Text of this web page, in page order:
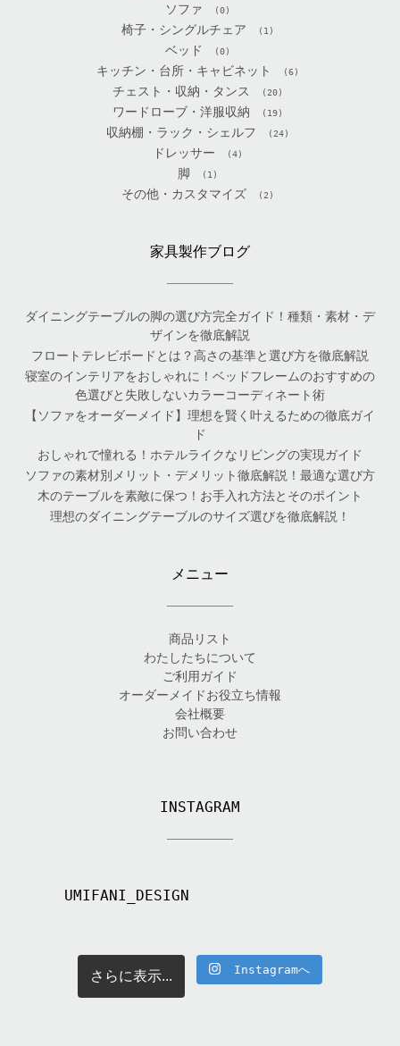
ソファ (0)
椅子・シングルチェア (1)
ベッド (0)
キッチン・台所・キャビネット (6)
チェスト・収納・タンス (20)
ワードローブ・洋服収納 (19)
収納棚・ラック・シェルフ (24)
ドレッサー (4)
脚 (1)
その他・カスタマイズ (2)
家具製作ブログ
ダイニングテーブルの脚の選び方完全ガイド！種類・素材・デ
ザインを徹底解説
フロートテレビボードとは？高さの基準と選び方を徹底解説
寝室のインテリアをおしゃれに！ベッドフレームのおすすめの
色選びと失敗しないカラーコーディネート術
【ソファをオーダーメイド】理想を賢く叶えるための徹底ガイ
ド
おしゃれで憧れる！ホテルライクなリビングの実現ガイド
ソファの素材別メリット・デメリット徹底解説！最適な選び方
木のテーブルを素敵に保つ！お手入れ方法とそのポイント
理想のダイニングテーブルのサイズ選びを徹底解説！
メニュー
商品リスト
わたしたちについて
ご利用ガイド
オーダーメイドお役立ち情報
会社概要
お問い合わせ
INSTAGRAM
UMIFANI_DESIGN
さらに表示... Instagramへ